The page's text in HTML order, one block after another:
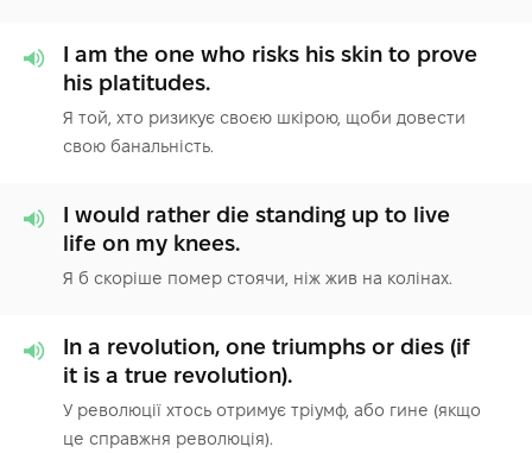
I am the one who risks his skin to prove
his platitudes.
Я той, хто ризикує своєю шкірою, щоби довести
свою банальність.
I would rather die standing up to live
life on my knees.
Я б скоріше помер стоячи, ніж жив на колінах.
In a revolution, one triumphs or dies (if
it is a true revolution).
У революції хтось отримує тріумф, або гине (якщо
це справжня революція).